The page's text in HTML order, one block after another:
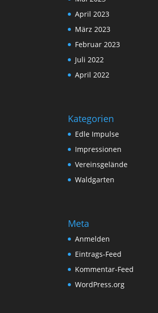
April 2023
März 2023
Februar 2023
Juli 2022
April 2022
Kategorien
Edle Impulse
Impressionen
Vereinsgelände
Waldgarten
Meta
Anmelden
Eintrags-Feed
Kommentar-Feed
WordPress.org